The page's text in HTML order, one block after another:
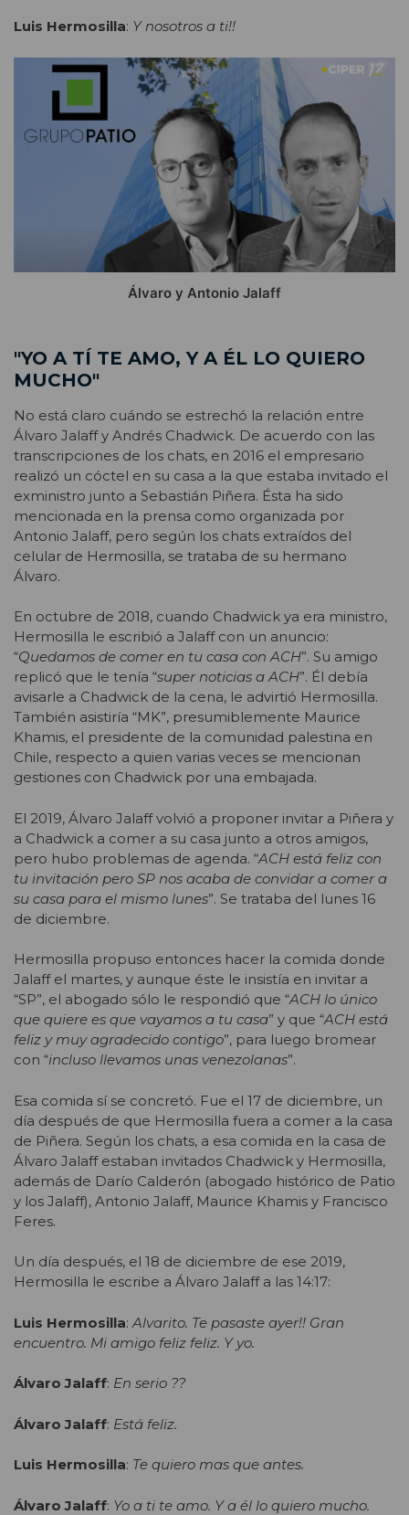
Luis Hermosilla: Y nosotros a ti!!
Álvaro y Antonio Jalaff
"YO A TÍ TE AMO, Y A ÉL LO QUIERO
MUCHO"
No está claro cuándo se estrechó la relación entre
Álvaro Jalaff y Andrés Chadwick. De acuerdo con las
transcripciones de los chats, en 2016 el empresario
realizó un cóctel en su casa a la que estaba invitado el
exministro junto a Sebastián Piñera. Ésta ha sido
mencionada en la prensa como organizada por
Antonio Jalaff, pero según los chats extraídos del
celular de Hermosilla, se trataba de su hermano
Álvaro.
En octubre de 2018, cuando Chadwick ya era ministro,
Hermosilla le escribió a Jalaff con un anuncio:
“Quedamos de comer en tu casa con ACH”. Su amigo
replicó que le tenía “super noticias a ACH”. Él debía
avisarle a Chadwick de la cena, le advirtió Hermosilla.
También asistiría “MK”, presumiblemente Maurice
Khamis, el presidente de la comunidad palestina en
Chile, respecto a quien varias veces se mencionan
gestiones con Chadwick por una embajada.
El 2019, Álvaro Jalaff volvió a proponer invitar a Piñera y
a Chadwick a comer a su casa junto a otros amigos,
pero hubo problemas de agenda. “ACH está feliz con
tu invitación pero SP nos acaba de convidar a comer a
su casa para el mismo lunes”. Se trataba del lunes 16
de diciembre.
Hermosilla propuso entonces hacer la comida donde
Jalaff el martes, y aunque éste le insistía en invitar a
“SP”, el abogado sólo le respondió que “ACH lo único
que quiere es que vayamos a tu casa” y que “ACH está
feliz y muy agradecido contigo”, para luego bromear
con “incluso llevamos unas venezolanas”.
Esa comida sí se concretó. Fue el 17 de diciembre, un
día después de que Hermosilla fuera a comer a la casa
de Piñera. Según los chats, a esa comida en la casa de
Álvaro Jalaff estaban invitados Chadwick y Hermosilla,
además de Darío Calderón (abogado histórico de Patio
y los Jalaff), Antonio Jalaff, Maurice Khamis y Francisco
Feres.
Un día después, el 18 de diciembre de ese 2019,
Hermosilla le escribe a Álvaro Jalaff a las 14:17:
Luis Hermosilla:Alvarito. Te pasaste ayer!! Gran
encuentro. Mi amigo feliz feliz. Y yo.
Álvaro Jalaff: En serio ??
Álvaro Jalaff: Está feliz.
Luis Hermosilla: Te quiero mas que antes.
Álvaro Jalaff: Yo a ti te amo. Y a él lo quiero mucho.